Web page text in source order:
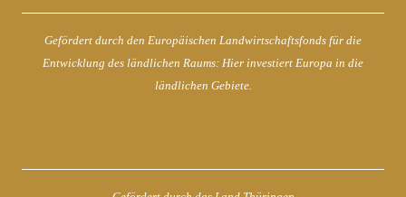
Gefördert durch den Europäischen Landwirtschaftsfonds für die
Entwicklung des ländlichen Raums: Hier investiert Europa in die
ländlichen Gebiete.